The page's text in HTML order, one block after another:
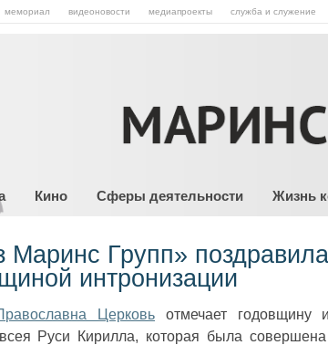
мемориал видеоновости медиапроекты служба и служение
Кино Сферы деятельности Жизнь
Групп»
интронизации
Церковь отмечает годовщину
Руси Кирилла, которая была